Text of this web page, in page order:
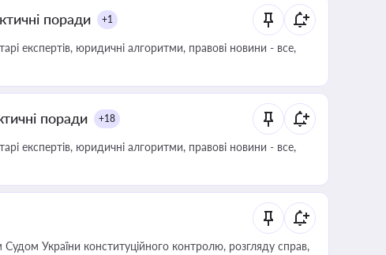
поради +1
експертів, юридичні алгоритми, правові новини - все,
поради +18
експертів, юридичні алгоритми, правові новини - все,
України конституційного контролю, розгляду справ,